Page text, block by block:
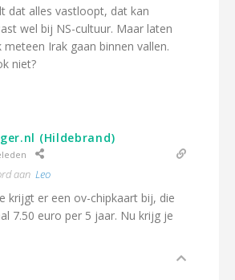
dat alles vastloopt, dat kan
wel bij NS-cultuur. Maar laten
Irak gaan binnen vallen.
niet?
(Hildebrand)
aan Leo
krijgt er een ov-chipkaart bij, die
7.50 euro per 5 jaar. Nu krijg je